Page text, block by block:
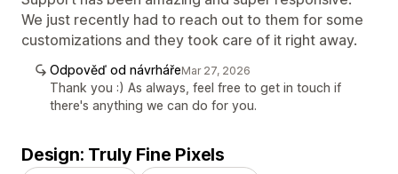
We just recently had to reach out to them for some
customizations and they took care of it right away.
Odpověď od návrhářeMar 27, 2026
Thank you :) As always, feel free to get in touch if
there's anything we can do for you.
Design: Truly Fine Pixels